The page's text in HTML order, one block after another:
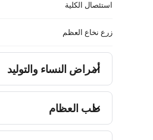
استئصال الكلية
زرع نخاع العظم
أمراض النساء والتوليد
طب العظام